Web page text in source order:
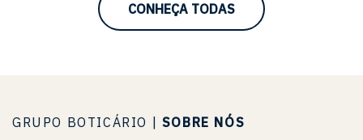
CONHEÇA TODAS
GRUPO BOTICÁRIO | SOBRE NÓS